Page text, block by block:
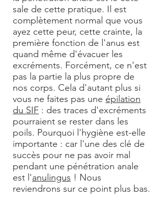
sale de cette pratique. Il est
complètement normal que vous
ayez cette peur, cette crainte, la
première fonction de l'anus est
quand même d'évacuer les
excréments. Forcément, ce n'est
pas la partie la plus propre de
nos corps. Cela d'autant plus si
vous ne faites pas une épilation
du SIF : des traces d'excréments
pourraient se rester dans les
poils. Pourquoi l'hygiène est-elle
importante : car l'une des clé de
succès pour ne pas avoir mal
pendant une pénétration anale
est l'anulingus ! Nous
reviendrons sur ce point plus bas.